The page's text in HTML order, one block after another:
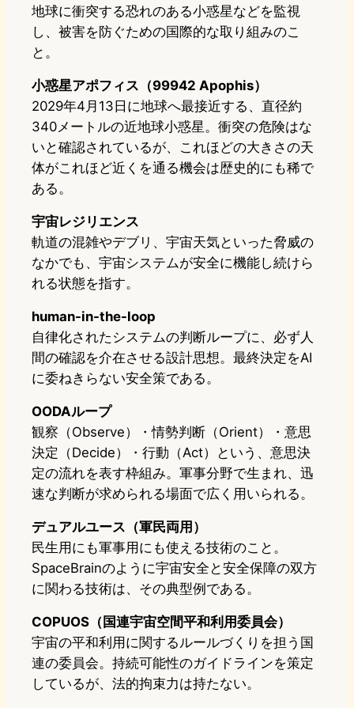
地球に衝突する恐れのある小惑星などを監視
し、被害を防ぐための国際的な取り組みのこ
と。
小惑星アポフィス（99942 Apophis）
2029年4月13日に地球へ最接近する、直径約
340メートルの近地球小惑星。衝突の危険はな
いと確認されているが、これほどの大きさの天
体がこれほど近くを通る機会は歴史的にも稀で
ある。
宇宙レジリエンス
軌道の混雑やデブリ、宇宙天気といった脅威の
なかでも、宇宙システムが安全に機能し続けら
れる状態を指す。
human-in-the-loop
自律化されたシステムの判断ループに、必ず人
間の確認を介在させる設計思想。最終決定をAI
に委ねきらない安全策である。
OODAループ
観察（Observe）・情勢判断（Orient）・意思
決定（Decide）・行動（Act）という、意思決
定の流れを表す枠組み。軍事分野で生まれ、迅
速な判断が求められる場面で広く用いられる。
デュアルユース（軍民両用）
民生用にも軍事用にも使える技術のこと。
SpaceBrainのように宇宙安全と安全保障の双方
に関わる技術は、その典型例である。
COPUOS（国連宇宙空間平和利用委員会）
宇宙の平和利用に関するルールづくりを担う国
連の委員会。持続可能性のガイドラインを策定
しているが、法的拘束力は持たない。